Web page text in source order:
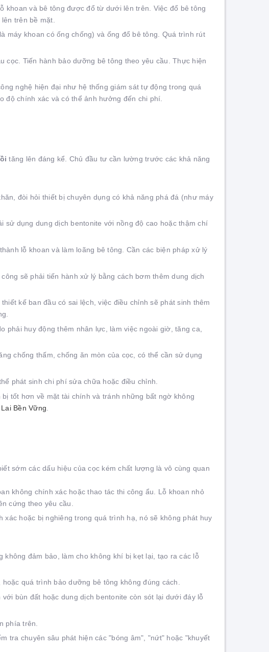
khoan và bê tông được đổ từ dưới lên trên. Việc đổ bê tông
trên bề mặt.
máy khoan có ống chống) và ống đổ bê tông. Quá trình rút
cọc. Tiến hành bảo dưỡng bê tông theo yêu cầu. Thực hiện
nghệ hiện đại như hệ thống giám sát tự động trong quá
độ chính xác và có thể ảnh hưởng đến chi phí.
tăng lên đáng kể. Chủ đầu tư cần lường trước các khả năng
đòi hỏi thiết bị chuyên dụng có khả năng phá đá (như máy
dụng dung dịch bentonite với nồng độ cao hoặc thậm chí
lỗ khoan và làm loãng bê tông. Cần các biện pháp xử lý
sẽ phải tiến hành xử lý bằng cách bơm thêm dung dịch
kế ban đầu có sai lệch, việc điều chỉnh sẽ phát sinh thêm
huy động thêm nhân lực, làm việc ngoài giờ, tăng ca,
chống thấm, chống ăn mòn của cọc, có thể cần sử dụng
phát sinh chi phí sửa chữa hoặc điều chỉnh.
tốt hơn về mặt tài chính và tránh những bất ngờ không
Bền Vững
sớm các dấu hiệu của cọc kém chất lượng là vô cùng quan
không chính xác hoặc thao tác thi công ẩu. Lỗ khoan nhỏ
cứng theo yêu cầu.
xác hoặc bị nghiêng trong quá trình hạ, nó sẽ không phát huy
đảm bảo, làm cho không khí bị kẹt lại, tạo ra các lỗ
quá trình bảo dưỡng bê tông không đúng cách.
bùn đất hoặc dung dịch bentonite còn sót lại dưới đáy lỗ
phía trên.
tra chuyên sâu phát hiện các "bóng âm", "nứt" hoặc "khuyết